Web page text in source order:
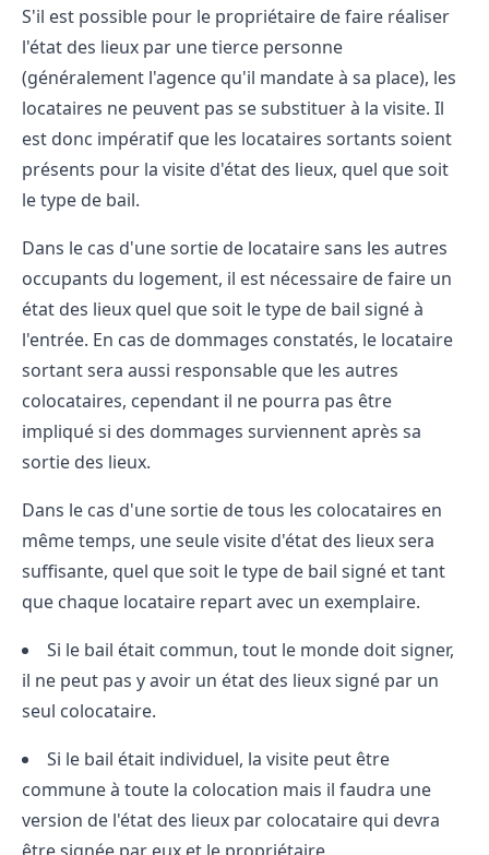
S'il est possible pour le propriétaire de faire réaliser
l'état des lieux par une tierce personne
(généralement l'agence qu'il mandate à sa place), les
locataires ne peuvent pas se substituer à la visite. Il
est donc impératif que les locataires sortants soient
présents pour la visite d'état des lieux, quel que soit
le type de bail.
Dans le cas d'une sortie de locataire sans les autres
occupants du logement, il est nécessaire de faire un
état des lieux quel que soit le type de bail signé à
l'entrée. En cas de dommages constatés, le locataire
sortant sera aussi responsable que les autres
colocataires, cependant il ne pourra pas être
impliqué si des dommages surviennent après sa
sortie des lieux.
Dans le cas d'une sortie de tous les colocataires en
même temps, une seule visite d'état des lieux sera
suffisante, quel que soit le type de bail signé et tant
que chaque locataire repart avec un exemplaire.
Si le bail était commun, tout le monde doit signer,
il ne peut pas y avoir un état des lieux signé par un
seul colocataire.
Si le bail était individuel, la visite peut être
commune à toute la colocation mais il faudra une
version de l'état des lieux par colocataire qui devra